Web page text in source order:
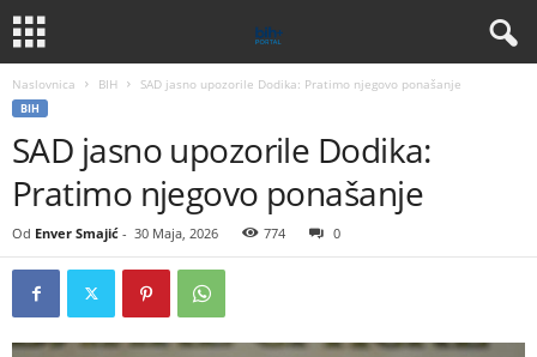
Naslovnica BIH SAD jasno upozorile Dodika: Pratimo njegovo ponašanje
BIH
SAD jasno upozorile Dodika:
Pratimo njegovo ponašanje
Od Enver Smajić - 30 Maja, 2026 774 0